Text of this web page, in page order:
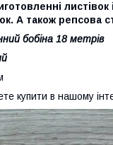
А також репсова
бобіна 18 метрів
купити в нашому